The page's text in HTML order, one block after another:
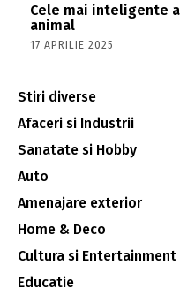
Cele mai inteligente
animal
17 APRILIE 2025
Stiri diverse
Afaceri si Industrii
Sanatate si Hobby
Auto
Amenajare exterior
Home & Deco
Cultura si Entertainment
Educatie